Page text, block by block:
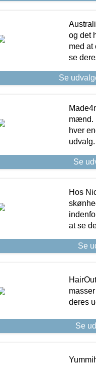
og det
med at
se
Se
mænd.
hver
udvalg.
Se
Hos
at se
Se
deres
Se